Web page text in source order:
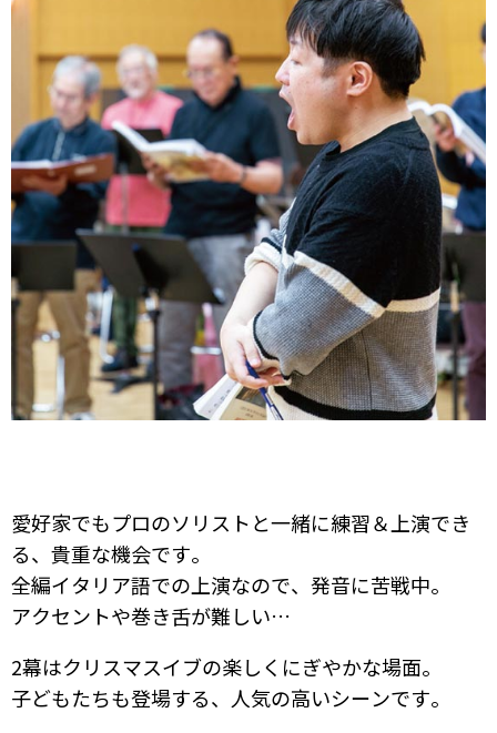
愛好家でもプロのソリストと一緒に練習＆上演でき
る、貴重な機会です。
全編イタリア語での上演なので、発音に苦戦中。
アクセントや巻き舌が難しい…
2幕はクリスマスイブの楽しくにぎやかな場面。
子どもたちも登場する、人気の高いシーンです。